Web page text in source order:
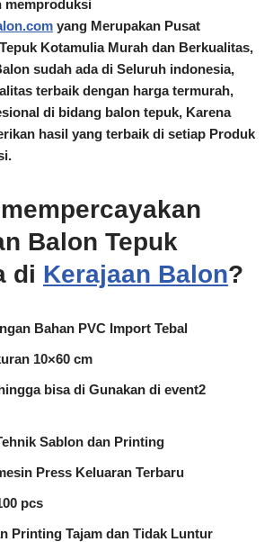
memproduksi
yang Merupakan Pusat
Kotamulia Murah dan Berkualitas,
sudah ada di Seluruh indonesia,
terbaik dengan harga termurah,
di bidang balon tepuk, Karena
hasil yang terbaik di setiap Produk
Balon Tepuk
di Kerajaan Balon?
Bahan PVC Import Tebal
10×60 cm
bisa di Gunakan di event2
Sablon dan Printing
Press Keluaran Terbaru
pcs
Printing Tajam dan Tidak Luntur